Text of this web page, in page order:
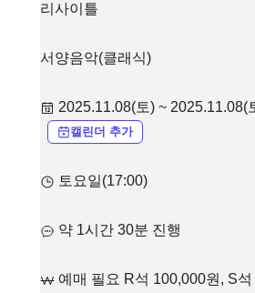
리사이틀
서양음악(클래식)
2025.11.08(토) ~ 2025.11.08(
캘린더 추가
토요일(17:00)
약 1시간 30분 진행
예매 필요 R석 100,000원, S